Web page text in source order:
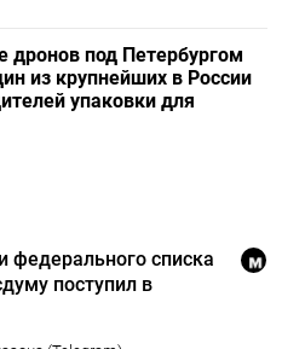
дронов под Петербургом
из крупнейших в России
упаковки для